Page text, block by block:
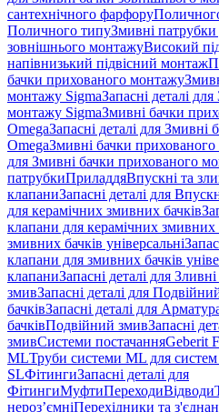
сантехнічного фарфору
Поличного типуЗмивні патрубки
зовнішнього монтажуВисокий
напівнизький підвісний монтаж
бачки прихованого монтажу
монтажу SigmaЗапасні деталі
монтажу SigmaЗмивні бачки
OmegaЗапасні деталі для
OmegaЗмивні бачки
для Змивні бачки прихованого
патрубкиПриладдяВпускні та
клапаниЗапасні деталі для
для керамічних змивних бачків
клапани для керамічних змивних
змивних бачків універсальні
клапани для змивних бачків
клапаниЗапасні деталі для
змивЗапасні деталі для
бачкiвЗапасні деталі для
бачкiвПодвійний змивЗапасні
змивСистеми постачанняGeberit
MLТруби системи ML для
SLФітингиЗапасні деталі для
ФітингиМуфтиПереходиВідводи
нероз’ємніПерехідники та